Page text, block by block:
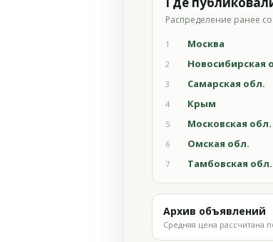
Распределение ранее
1 Москва
2
Новосибирская
3
Самарская обл.
4
Крым
5
Московская обл.
6
Омская обл.
7
Тамбовская обл.
Архив объявлений
Средняя цена рассчитана